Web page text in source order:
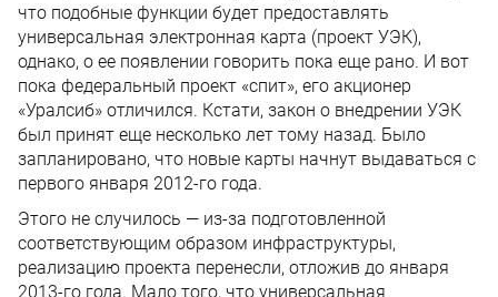
что подобные функции будет предоставлять
универсальная электронная карта (проект УЭК),
однако, о ее появлении говорить пока еще рано. И вот
пока федеральный проект «спит», его акционер
«Уралсиб» отличился. Кстати, закон о внедрении УЭК
был принят еще несколько лет тому назад. Было
запланировано, что новые карты начнут выдаваться с
первого января 2012-го года.
Этого не случилось — из-за подготовленной
соответствующим образом инфраструктуры,
реализацию проекта перенесли, отложив до января
2013-го года. Мало того, что универсальная